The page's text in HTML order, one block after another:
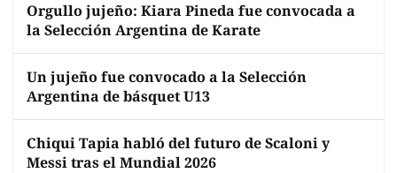
Orgullo jujeño: Kiara Pineda fue convocada a
la Selección Argentina de Karate
Un jujeño fue convocado a la Selección
Argentina de básquet U13
Chiqui Tapia habló del futuro de Scaloni y
Messi tras el Mundial 2026